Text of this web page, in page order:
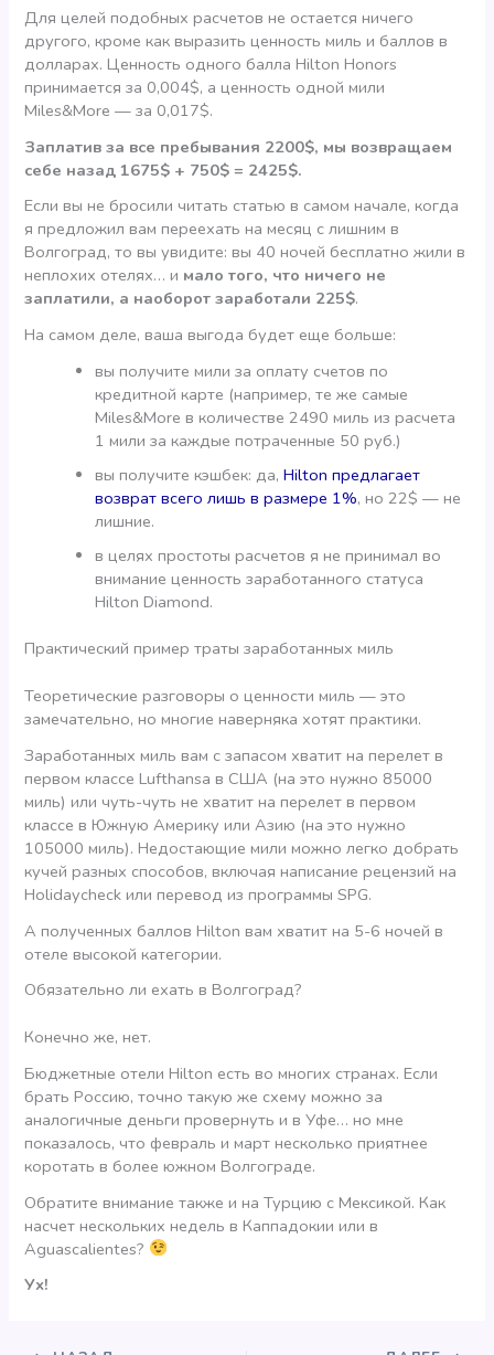
Для целей подобных расчетов не остается ничего
другого, кроме как выразить ценность миль и баллов в
долларах. Ценность одного балла Hilton Honors
принимается за 0,004$, а ценность одной мили
Miles&More — за 0,017$.
Заплатив за все пребывания 2200$, мы возвращаем
себе назад 1675$ + 750$ = 2425$.
Если вы не бросили читать статью в самом начале, когда
я предложил вам переехать на месяц с лишним в
Волгоград, то вы увидите: вы 40 ночей бесплатно жили в
неплохих отелях… и мало того, что ничего не
заплатили, а наоборот заработали 225$.
На самом деле, ваша выгода будет еще больше:
вы получите мили за оплату счетов по
кредитной карте (например, те же самые
Miles&More в количестве 2490 миль из расчета
1 мили за каждые потраченные 50 руб.)
вы получите кэшбек: да,Hilton предлагает
возврат всего лишь в размере 1%, но 22$ — не
лишние.
в целях простоты расчетов я не принимал во
внимание ценность заработанного статуса
Hilton Diamond.
Практический пример траты заработанных миль
Теоретические разговоры о ценности миль — это
замечательно, но многие наверняка хотят практики.
Заработанных миль вам с запасом хватит на перелет в
первом классе Lufthansa в США (на это нужно 85000
миль) или чуть-чуть не хватит на перелет в первом
классе в Южную Америку или Азию (на это нужно
105000 миль). Недостающие мили можно легко добрать
кучей разных способов, включая написание рецензий на
Holidaycheck или перевод из программы SPG.
А полученных баллов Hilton вам хватит на 5-6 ночей в
отеле высокой категории.
Обязательно ли ехать в Волгоград?
Конечно же, нет.
Бюджетные отели Hilton есть во многих странах. Если
брать Россию, точно такую же схему можно за
аналогичные деньги провернуть и в Уфе… но мне
показалось, что февраль и март несколько приятнее
коротать в более южном Волгограде.
Обратите внимание также и на Турцию с Мексикой. Как
насчет нескольких недель в Каппадокии или в
Aguascalientes?
Ух!